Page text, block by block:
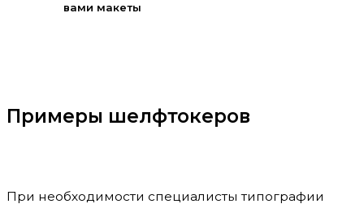
вами макеты
Примеры шелфтокеров
При необходимости специалисты типографии